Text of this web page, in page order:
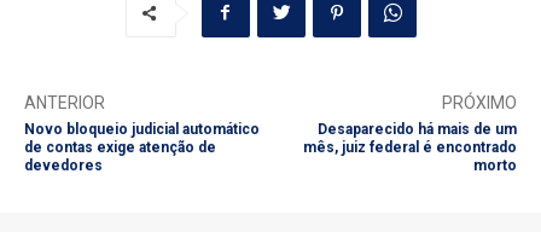
ANTERIOR
Novo bloqueio judicial automático
de contas exige atenção de
devedores
PRÓXIMO
Desaparecido há mais de um
mês, juiz federal é encontrado
morto